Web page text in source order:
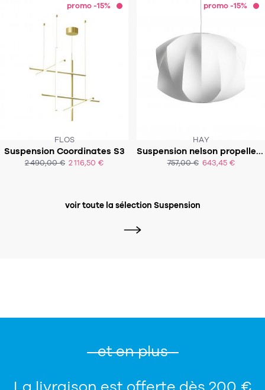
promo -15%
FLOS
Suspension Coordinates S3
2 490,00 € 2 116,50 €
SOUS 2-3 SEMAINES
ACHAT EXPRESS
promo -15%
HAY
Suspension nelson propeller bubble pendant
757,00 € 643,45 €
SOUS 10 SEMAINES
ACHAT EXPRESS
voir toute la sélection Suspension
et en plus